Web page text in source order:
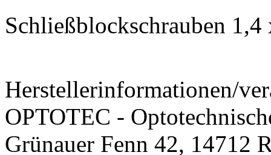
Schließblockschrauben
Herstellerinformationen/
OPTOTEC -
Grünauer Fenn 42, 14712